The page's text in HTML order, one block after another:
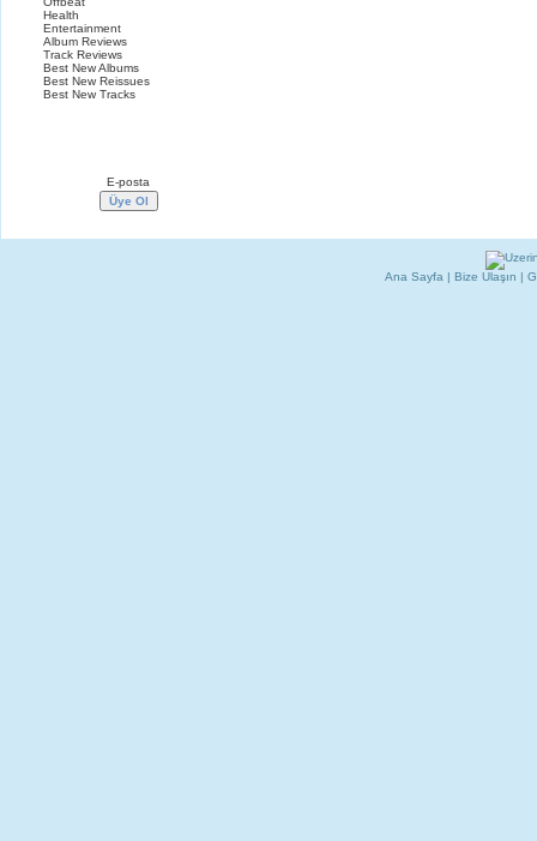
Health
Entertainment
Album Reviews
Track Reviews
Best New Albums
Best New Reissues
Best New Tracks
Ana Sayfa | Bize Ulaşın |